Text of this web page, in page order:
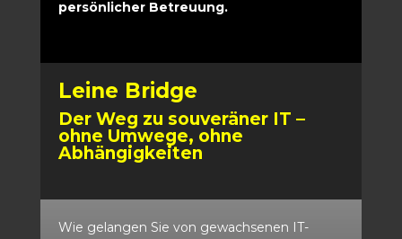
persönlicher Betreuung.
Leine Bridge
Der Weg zu souveräner IT –
ohne Umwege, ohne
Abhängigkeiten
Wie gelangen Sie von gewachsenen IT-